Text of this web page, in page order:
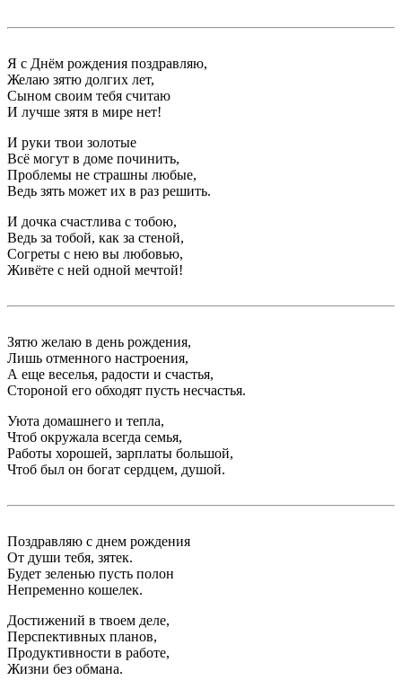
Я с Днём рождения поздравляю,
Желаю зятю долгих лет,
Сыном своим тебя считаю
И лучше зятя в мире нет!
И руки твои золотые
Всё могут в доме починить,
Проблемы не страшны любые,
Ведь зять может их в раз решить.
И дочка счастлива с тобою,
Ведь за тобой, как за стеной,
Согреты с нею вы любовью,
Живёте с ней одной мечтой!
Зятю желаю в день рождения,
Лишь отменного настроения,
А еще веселья, радости и счастья,
Стороной его обходят пусть несчастья.
Уюта домашнего и тепла,
Чтоб окружала всегда семья,
Работы хорошей, зарплаты большой,
Чтоб был он богат сердцем, душой.
Поздравляю с днем рождения
От души тебя, зятек.
Будет зеленью пусть полон
Непременно кошелек.
Достижений в твоем деле,
Перспективных планов,
Продуктивности в работе,
Жизни без обмана.